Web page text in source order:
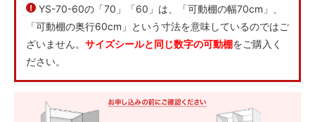
85-24
5,698円(税込)
85-30
5,698円(税込)
85-40
YS-70-60の「70」「60」は、「可動棚の幅70cm」、
「可動棚の奥行60cm」という寸法を意味しているのではご
ざいません。 サイズシールと同じ数字の可動棚をご購入く
ださい。